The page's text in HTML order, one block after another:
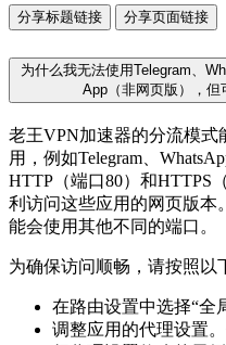
分享标题链接 分享页面链接
为什么我无法使用Telegram、
App（非网页版），但
老王VPN加速器的分流模式
用，例如Telegram、
HTTP（端口80）和HTTPS
利访问这些应用的网页版本
能会使用其他不同的端口。
为确保访问顺畅，请按照以
在路由设置中选择“全
调整应用的代理设置